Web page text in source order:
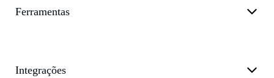
Ferramentas
Integrações